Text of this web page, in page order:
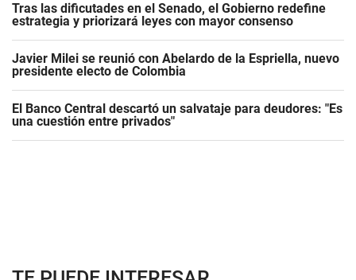
Tras las dificutades en el Senado, el Gobierno redefine
estrategia y priorizará leyes con mayor consenso
Javier Milei se reunió con Abelardo de la Espriella, nuevo
presidente electo de Colombia
El Banco Central descartó un salvataje para deudores: "Es
una cuestión entre privados"